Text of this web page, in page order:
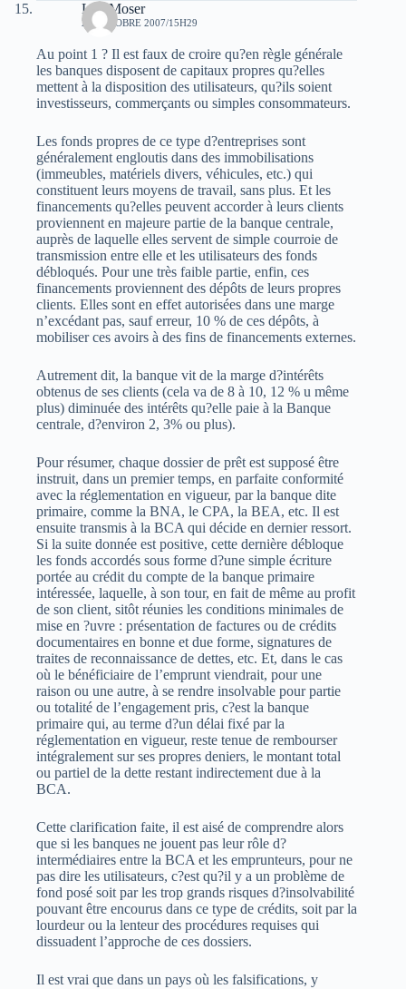
Lou Moser
28 OCTOBRE 2007/15H29
Au point 1 ? Il est faux de croire qu?en règle générale
les banques disposent de capitaux propres qu?elles
mettent à la disposition des utilisateurs, qu?ils soient
investisseurs, commerçants ou simples consommateurs.
Les fonds propres de ce type d?entreprises sont
généralement engloutis dans des immobilisations
(immeubles, matériels divers, véhicules, etc.) qui
constituent leurs moyens de travail, sans plus. Et les
financements qu?elles peuvent accorder à leurs clients
proviennent en majeure partie de la banque centrale,
auprès de laquelle elles servent de simple courroie de
transmission entre elle et les utilisateurs des fonds
débloqués. Pour une très faible partie, enfin, ces
financements proviennent des dépôts de leurs propres
clients. Elles sont en effet autorisées dans une marge
n’excédant pas, sauf erreur, 10 % de ces dépôts, à
mobiliser ces avoirs à des fins de financements externes.
Autrement dit, la banque vit de la marge d?intérêts
obtenus de ses clients (cela va de 8 à 10, 12 % u même
plus) diminuée des intérêts qu?elle paie à la Banque
centrale, d?environ 2, 3% ou plus).
Pour résumer, chaque dossier de prêt est supposé être
instruit, dans un premier temps, en parfaite conformité
avec la réglementation en vigueur, par la banque dite
primaire, comme la BNA, le CPA, la BEA, etc. Il est
ensuite transmis à la BCA qui décide en dernier ressort.
Si la suite donnée est positive, cette dernière débloque
les fonds accordés sous forme d?une simple écriture
portée au crédit du compte de la banque primaire
intéressée, laquelle, à son tour, en fait de même au profit
de son client, sitôt réunies les conditions minimales de
mise en ?uvre : présentation de factures ou de crédits
documentaires en bonne et due forme, signatures de
traites de reconnaissance de dettes, etc. Et, dans le cas
où le bénéficiaire de l’emprunt viendrait, pour une
raison ou une autre, à se rendre insolvable pour partie
ou totalité de l’engagement pris, c?est la banque
primaire qui, au terme d?un délai fixé par la
réglementation en vigueur, reste tenue de rembourser
intégralement sur ses propres deniers, le montant total
ou partiel de la dette restant indirectement due à la
BCA.
Cette clarification faite, il est aisé de comprendre alors
que si les banques ne jouent pas leur rôle d?
intermédiaires entre la BCA et les emprunteurs, pour ne
pas dire les utilisateurs, c?est qu?il y a un problème de
fond posé soit par les trop grands risques d?insolvabilité
pouvant être encourus dans ce type de crédits, soit par la
lourdeur ou la lenteur des procédures requises qui
dissuadent l’approche de ces dossiers.
Il est vrai que dans un pays où les falsifications, y